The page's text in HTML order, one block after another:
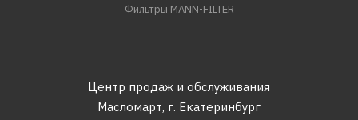
Фильтры MANN-FILTER
Центр продаж и обслуживания
Масломарт, г. Екатеринбург